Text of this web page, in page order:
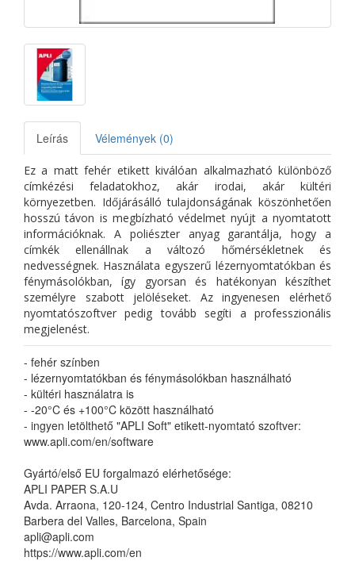
Leírás Vélemények (0)
Ez a matt fehér etikett kiválóan alkalmazható különböző
címkézési feladatokhoz, akár irodai, akár kültéri
környezetben. Időjárásálló tulajdonságának köszönhetően
hosszú távon is megbízható védelmet nyújt a nyomtatott
információknak. A poliészter anyag garantálja, hogy a
címkék ellenállnak a változó hőmérsékletnek és
nedvességnek. Használata egyszerű lézernyomtatókban és
fénymásolókban, így gyorsan és hatékonyan készíthet
személyre szabott jelöléseket. Az ingyenesen elérhető
nyomtatószoftver pedig tovább segíti a professzionális
megjelenést.
- fehér színben
- lézernyomtatókban és fénymásolókban használható
- kültéri használatra is
- -20°C és +100°C között használható
- ingyen letölthető "APLI Soft" etikett-nyomtató szoftver:
www.apli.com/en/software
Gyártó/első EU forgalmazó elérhetősége:
APLI PAPER S.A.U
Avda. Arraona, 120-124, Centro Industrial Santiga, 08210
Barbera del Valles, Barcelona, Spain
apli@apli.com
https://www.apli.com/en